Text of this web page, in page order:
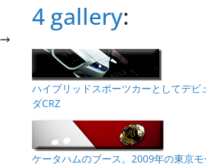
4 gallery:
ハイブリッドスポーツカーとしてデビ
ダCRZ
ケータハムのブース。2009年の東京